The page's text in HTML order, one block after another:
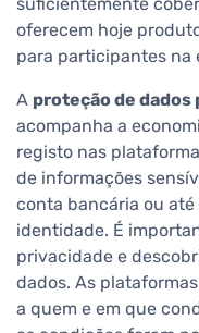
oferecem hoje
para participantes na
A proteção de dados
acompanha a
registo nas
de informações
conta bancária ou
identidade. É
privacidade e
dados. As
a quem e em que